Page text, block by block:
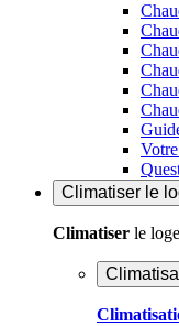
Climatiser le
Climatiser le